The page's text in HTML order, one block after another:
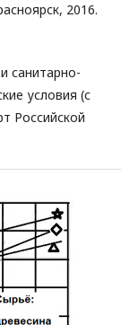
2016.
санитарно-
условия (с
Российской